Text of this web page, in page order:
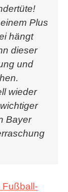
Plus
hängt
dieser
und
wieder
Bayer
Fußball-